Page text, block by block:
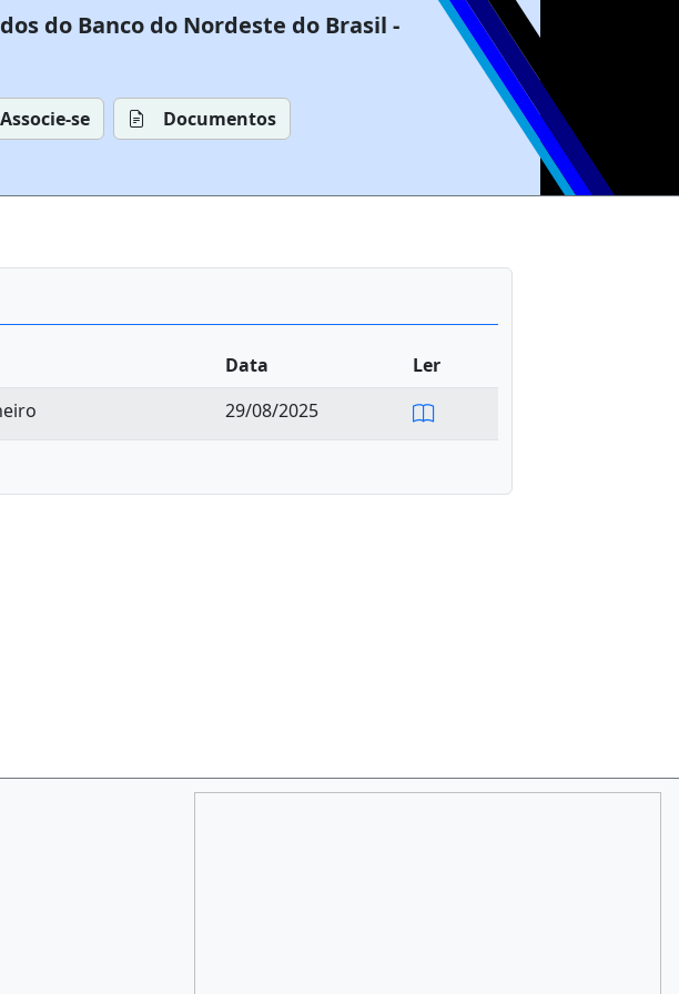
do Banco do Nordeste do Brasil -
Associe-se
Documentos
Data
Ler
29/08/2025